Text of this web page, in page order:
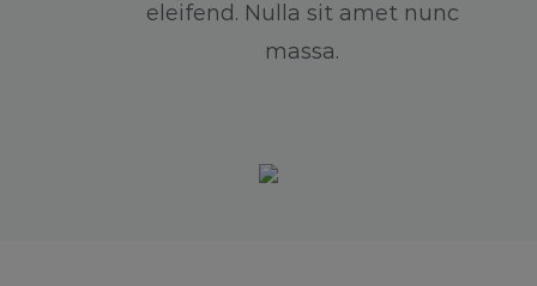
eleifend. Nulla sit amet nunc
massa.